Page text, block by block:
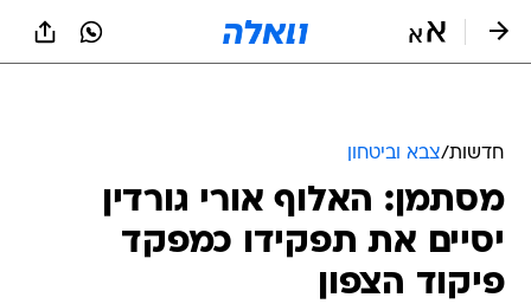
חדשות/צבא וביטחון
מסתמן: האלוף אורי גורדין
יסיים את תפקידו כמפקד
פיקוד הצפון